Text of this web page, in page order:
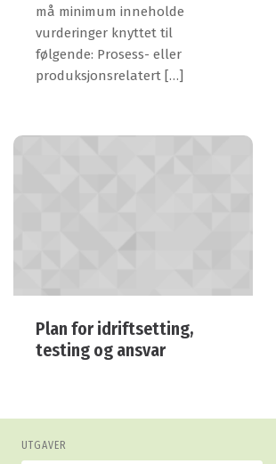
må minimum inneholde
vurderinger knyttet til
følgende: Prosess- eller
produksjonsrelatert […]
Plan for idriftsetting,
testing og ansvar
UTGAVER